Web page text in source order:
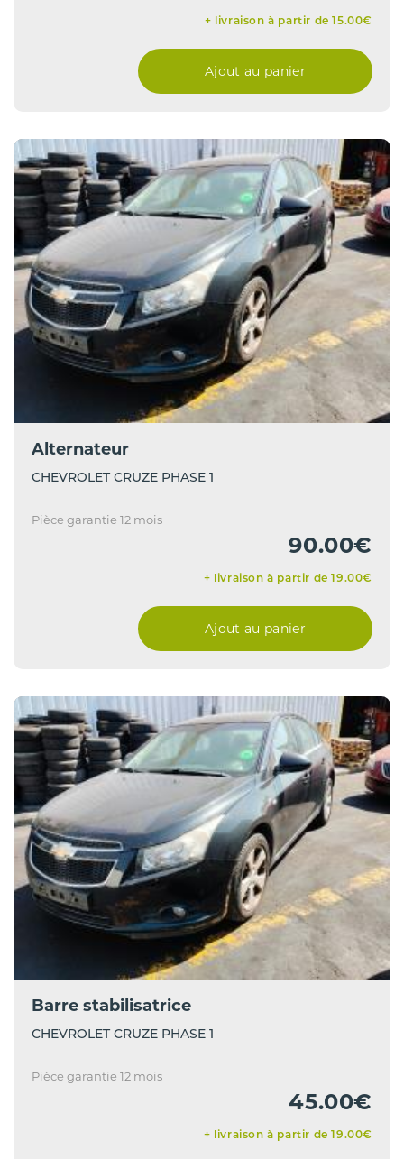
+ livraison à partir de 15.00€
Ajout au panier
Alternateur
CHEVROLET CRUZE PHASE 1
Pièce garantie 12 mois
90.00€
+ livraison à partir de 19.00€
Ajout au panier
Barre stabilisatrice
CHEVROLET CRUZE PHASE 1
Pièce garantie 12 mois
45.00€
+ livraison à partir de 19.00€